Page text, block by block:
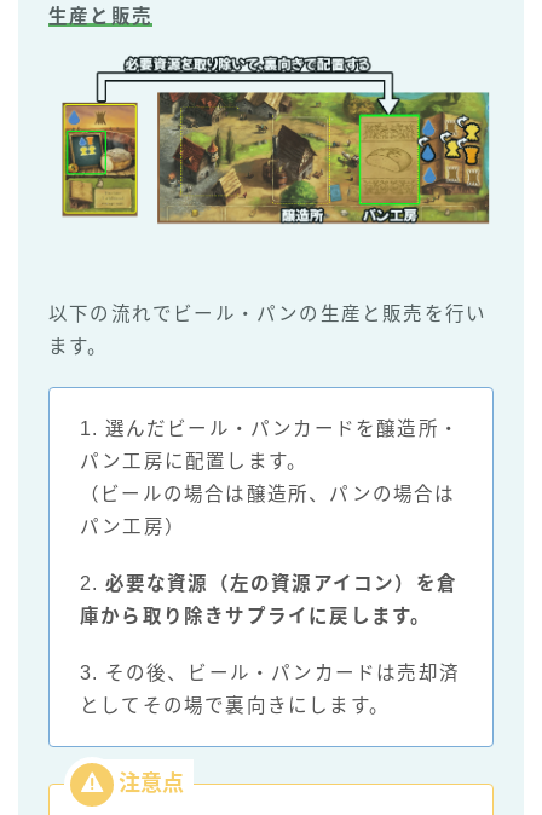
生産と販売
以下の流れでビール・パンの生産と販売を行い
ます。
1. 選んだビール・パンカードを醸造所・
パン工房に配置します。
（ビールの場合は醸造所、パンの場合は
パン工房）
2. 必要な資源（左の資源アイコン）を倉
庫から取り除きサプライに戻します。
3. その後、ビール・パンカードは売却済
としてその場で裏向きにします。